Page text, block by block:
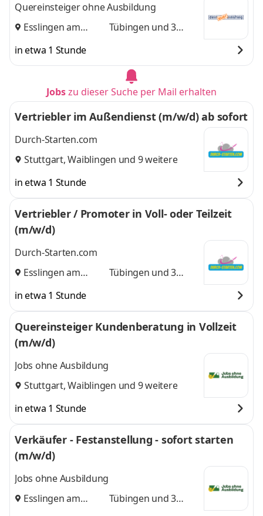
Quereinsteiger ohne Ausbildung
Esslingen am
Tübingen und 3
in etwa 1 Stunde
Jobszu dieser Suche per Mail erhalten
Vertriebler im Außendienst (m/w/d) ab sofort
Durch-Starten.com
Stuttgart,Waiblingen und 9 weitere
in etwa 1 Stunde
Vertriebler / Promoter in Voll- oder Teilzeit
(m/w/d)
Durch-Starten.com
Esslingen am
Tübingen und 3
in etwa 1 Stunde
Quereinsteiger Kundenberatung in Vollzeit
(m/w/d)
Jobs ohne Ausbildung
Stuttgart,Waiblingen und 9 weitere
in etwa 1 Stunde
Verkäufer - Festanstellung - sofort starten
(m/w/d)
Jobs ohne Ausbildung
Esslingen am
Tübingen und 3